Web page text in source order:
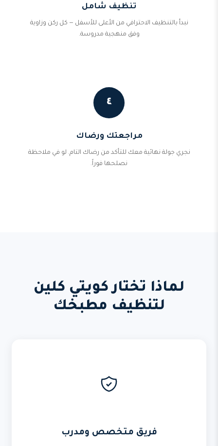
تنظيف شامل
نبدأ بالتنظيف الاحترافي من الأعلى للأسفل — كل ركن وزاوية
وفق منهجية مدروسة.
٤
مراجعتك ورضاك
نجري جولة نهائية معك للتأكد من رضاك التام. لو في ملاحظة
نصلحها فوراً.
لماذا تختار كويتي كلين
لتنظيف مطبخك
فريق متخصص ومدرب